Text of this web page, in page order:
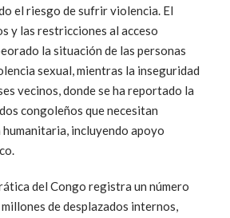
el riesgo de sufrir violencia. El
y las restricciones al acceso
la situación de las personas
sexual, mientras la inseguridad
vecinos, donde se ha reportado la
congoleños que necesitan
incluyendo apoyo
del Congo registra un número
de desplazados internos,